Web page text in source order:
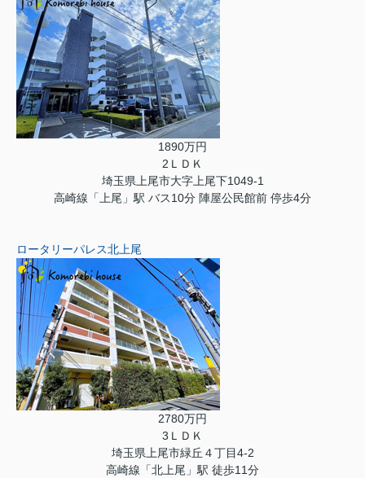
1890万円
2ＬＤＫ
埼玉県上尾市大字上尾下1049-1
高崎線「上尾」駅 バス10分 陣屋公民館前 停歩4分
ロータリーパレス北上尾
2780万円
3ＬＤＫ
埼玉県上尾市緑丘４丁目4-2
高崎線「北上尾」駅 徒歩11分